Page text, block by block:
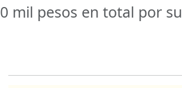
mil pesos en total por su